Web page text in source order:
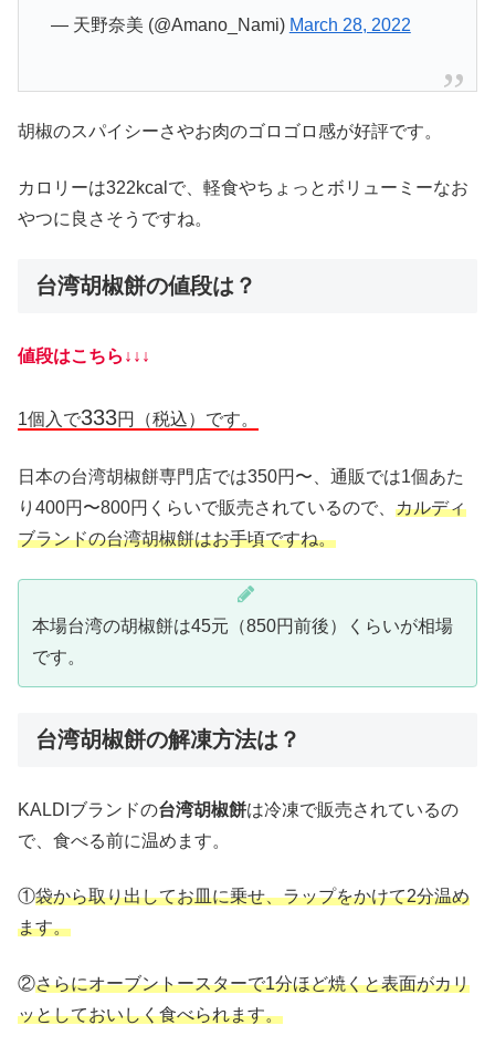
— 天野奈美 (@Amano_Nami) March 28, 2022
胡椒のスパイシーさやお肉のゴロゴロ感が好評です。
カロリーは322kcalで、軽食やちょっとボリューミーなお
やつに良さそうですね。
台湾胡椒餅の値段は？
値段はこちら↓↓↓
1個入で333円（税込）です。
日本の台湾胡椒餅専門店では350円〜、通販では1個あた
り400円〜800円くらいで販売されているので、 カルディ
ブランドの台湾胡椒餅はお手頃ですね。
本場台湾の胡椒餅は45元（850円前後）くらいが相場
です。
台湾胡椒餅の解凍方法は？
KALDIブランドの台湾胡椒餅は冷凍で販売されているの
で、食べる前に温めます。
①袋から取り出してお皿に乗せ、ラップをかけて2分温め
ます。
②さらにオーブントースターで1分ほど焼くと表面がカリ
ッとしておいしく食べられます。